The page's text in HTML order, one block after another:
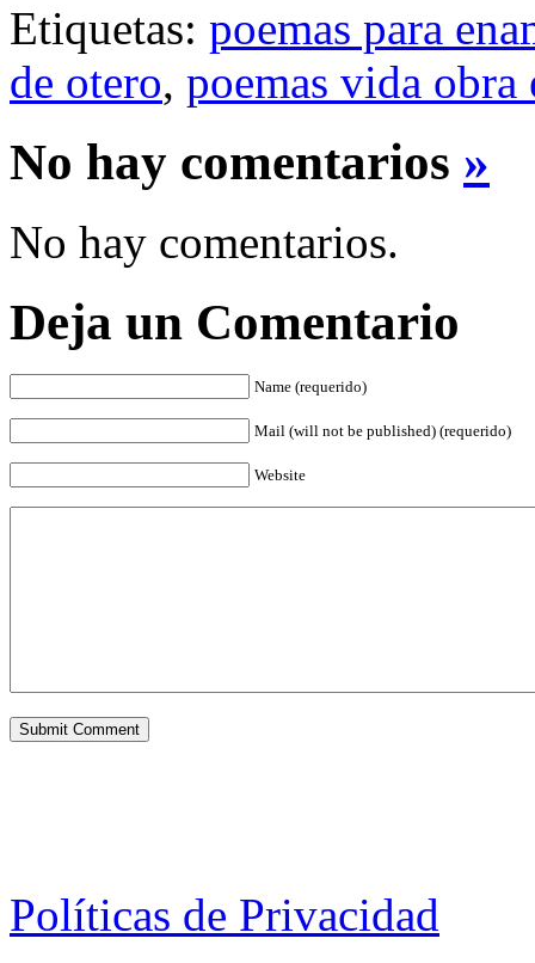
Etiquetas: poemas para
de otero, poemas vida obra
No hay comentarios »
No hay comentarios.
Deja un Comentario
Name (requerido)
Mail (will not be published) (requerido)
Website
Políticas de Privacidad